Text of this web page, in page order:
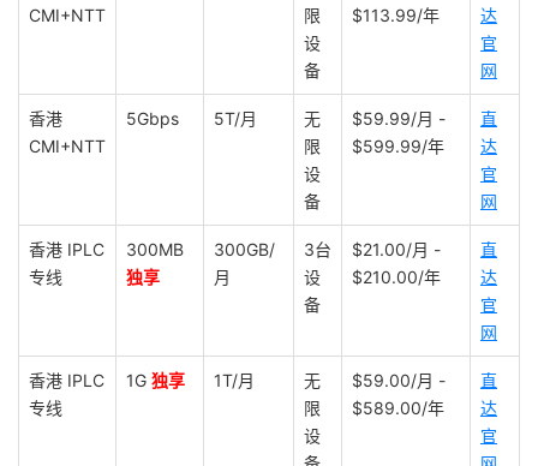
CMI+NTT
限
设
备
$113.99/年
达
官
网
香港
CMI+NTT
5Gbps 5T/月
无
限
设
备
$59.99/月 -
$599.99/年
直
达
官
网
香港 IPLC
专线
300MB
独享
300GB/
月
3台
设
备
$21.00/月 -
$210.00/年
直
达
官
网
香港 IPLC
专线
1G 独享 1T/月
无
限
设
$59.00/月 -
$589.00/年
直
达
官